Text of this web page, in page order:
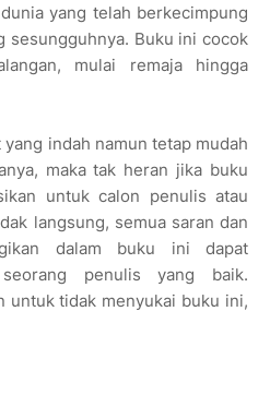
yang telah berkecimpung
sesungguhnya. Buku ini cocok
mulai remaja hingga
indah namun tetap mudah
maka tak heran jika buku
untuk calon penulis atau
langsung, semua saran dan
dalam buku ini dapat
penulis yang baik.
untuk tidak menyukai buku ini,